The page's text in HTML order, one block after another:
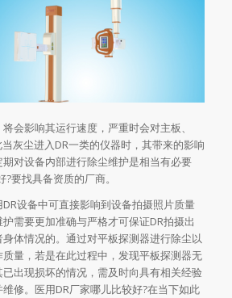
影响其运行速度，严重时会对主板、
灰尘进入DR一类的仪器时，其带来的影响
对设备内部进行除尘维护是相当有必要
要找具备资质的厂商。
设备中可直接影响到设备拍摄照片质量
需要更加准确与严格才可保证DR拍摄出
体情况的。通过对平板探测器进行除尘以
量，若是在此过程中，发现平板探测器无
出现损坏的情况，需及时向具有相关经验
修。医用DR厂家哪儿比较好?在当下如此